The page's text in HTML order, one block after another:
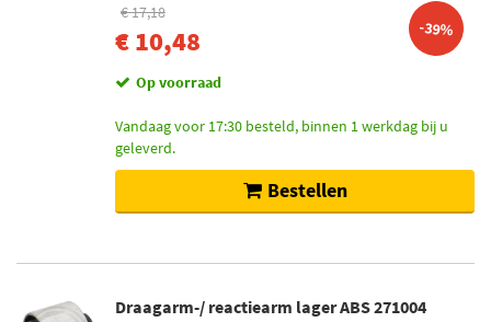
€ 17,18
€ 10,48 -39%
Op voorraad
Vandaag voor 17:30 besteld, binnen 1 werkdag bij u
geleverd.
Bestellen
Draagarm-/ reactiearm lager ABS 271004